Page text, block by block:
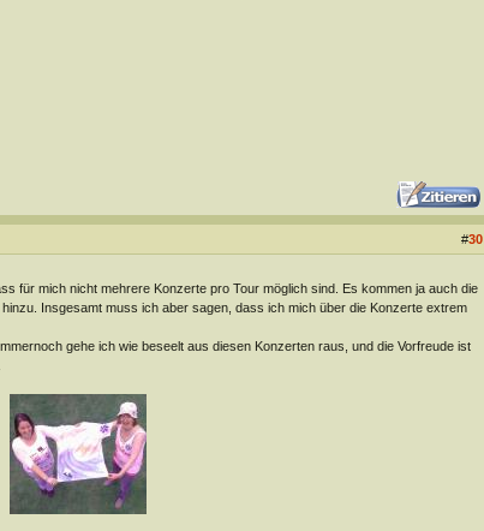
#30
für mich nicht mehrere Konzerte pro Tour möglich sind. Es kommen ja auch die
Insgesamt muss ich aber sagen, dass ich mich über die Konzerte extrem
gehe ich wie beseelt aus diesen Konzerten raus, und die Vorfreude ist